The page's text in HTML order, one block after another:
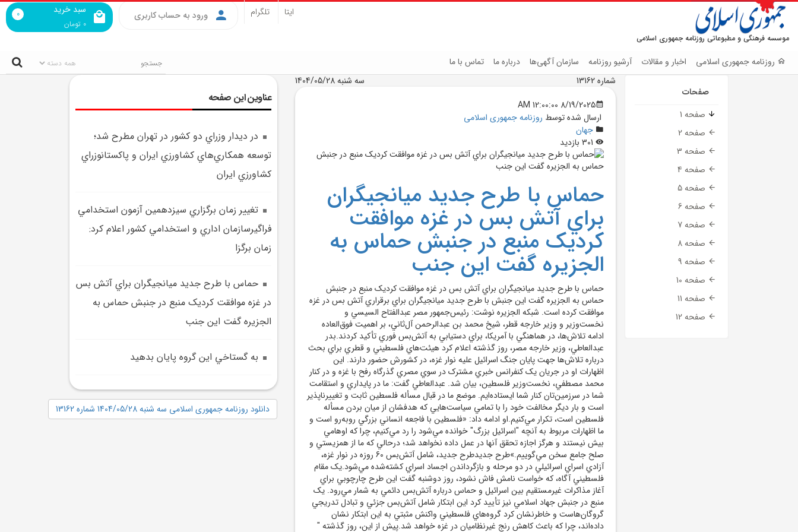
موسسه فرهنگی و مطبوعاتی روزنامه جمهوری اسلامی
سبد خرید
0 تومان
0 ورود به حساب کاربری ایتا تلگرام
روزنامه جمهوری اسلامی اخبار و مقالات آرشیو روزنامه سازمان آگهی‌ها درباره ما تماس با ما
صفحات
صفحه 1
صفحه 2
صفحه 3
صفحه 4
صفحه 5
صفحه 6
صفحه 7
صفحه 8
صفحه 9
صفحه 10
صفحه 11
صفحه 12
شماره 13162
سه شنبه 1404/05/28
8/19/2025 12:00:00 AM
ارسال شده توسط روزنامه جمهوری اسلامی
جهان
حماس با طرح جديد ميانجيگران
براي آتش بس در غزه موافقت
کرديک منبع در جنبش حماس به
الجزيره گفت اين جنب
حماس با طرح جديد ميانجيگران براي آتش بس در غزه موافقت کرديک منبع در جنبش
حماس به الجزيره گفت اين جنبش با طرح جديد ميانجيگران براي برقراري آتش بس در غزه
موافقت کرده است. شبکه الجزيره نوشت: رئيس‌جمهور مصر عبدالفتاح السيسي و
نخست‌وزير و وزير خارجه قطر، شيخ محمد بن عبدالرحمن آل‌ثاني، بر اهميت فوق‌العاده
ادامه تلاش‌ها، در هماهنگي با آمريکا، براي دستيابي به آتش‌بس فوري تأکيد کردند.بدر
عبدالعاطي، وزير خارجه مصر، روز گذشته اعلام کرد هيئت‌هاي فلسطيني و قطري براي بحث
درباره تلاش‌ها جهت پايان جنگ اسرائيل عليه نوار غزه، در کشورش حضور دارند. اين
اظهارات او در جريان يک کنفرانس خبري مشترک در سوي مصري گذرگاه رفح با غزه و در کنار
محمد مصطفي، نخست‌وزير فلسطين، بيان شد. عبدالعاطي گفت: ما در پايداري و استقامت
شما در سرزمين‌تان کنار شما ايستاده‌ايم. موضع ما در قبال مسأله فلسطين ثابت و تغييرناپذير
است و بار ديگر مخالفت خود را با تمامي سياست‌هايي که هدفشان از ميان بردن مسأله
فلسطين است، تکرار مي‌کنيم.او ادامه داد: «فلسطين با فاجعه انساني بزرگي روبه‌رو است و
ما اظهارات مربوط به آنچه "اسرائيل بزرگ" خوانده مي‌شود را رد مي‌کنيم، چرا که اوهامي
بيش نيستند و هرگز اجازه تحقق آنها در عمل داده نخواهد شد؛ درحالي که ما از همزيستي و
صلح جامع سخن مي‌گوييم.»طرح جديدطرح جديد، شامل آتش‌بس 60 روزه در نوار غزه،
آزادي اسراي اسرائيلي در دو مرحله و بازگرداندن اجساد اسراي کشته‌شده مي‌شود.يک مقام
فلسطيني آگاه، که خواست نامش فاش نشود، روز دوشنبه گفت اين طرح چارچوبي براي
آغاز مذاکرات غيرمستقيم بين اسرائيل و حماس درباره آتش‌بس دائمي به شمار مي‌رود. يک
منبع در جنبش جهاد اسلامي نيز تأييد کرد اين ابتکار شامل آتش‌بس جزئي و تبادل تدريجي
گروگان‌هاست و خاطرنشان کرد گروه‌هاي فلسطيني واکنش مثبتي به اين ابتکار نشان
داده‌اند، چرا که باعث کاهش رنج غيرنظاميان در غزه خواهد شد.پيش از اين، روز گذشته "
عناوین این صفحه
در ديدار وزراي دو کشور در تهران مطرح شد؛
توسعه همکاري‌هاي کشاورزي ايران و پاکستانوزراي
کشاورزي ايران
تغيير زمان برگزاري سيزدهمين آزمون‌ استخدامي
فراگيرسازمان اداري و استخدامي کشور اعلام کرد:
زمان برگزا
حماس با طرح جديد ميانجيگران براي آتش بس
در غزه موافقت کرديک منبع در جنبش حماس به
الجزيره گفت اين جنب
به گستاخي اين گروه پايان بدهيد
دانلود روزنامه جمهوری اسلامی سه شنبه 1404/05/28 شماره 13162